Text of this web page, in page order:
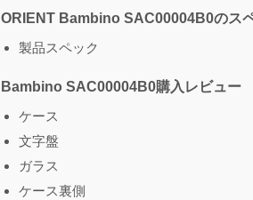
ORIENT Bambino SAC00004B0のス
製品スペック
Bambino SAC00004B0購入レビュー
ケース
文字盤
ガラス
ケース裏側